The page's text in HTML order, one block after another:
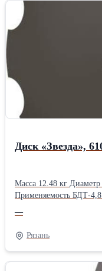
Диск «Звезда»,
Масса 12.48 кг
Применяемость БДТ-
—
Рязань